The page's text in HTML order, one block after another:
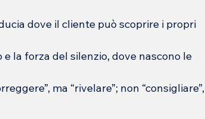
dove il cliente può scoprire i propri
la forza del silenzio, dove nascono le
ma “rivelare”; non “consigliare”,